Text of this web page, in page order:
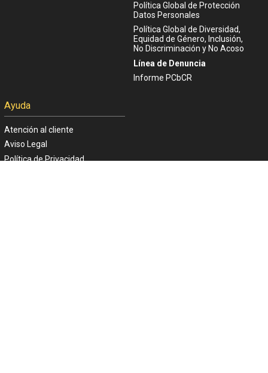
Política Global de Protección
Datos Personales
Política Global de Diversidad,
Equidad de Género, Inclusión,
No Discriminación y No Acoso
Línea de Denuncia
Informe PCbCR
Ayuda
Atención al cliente
Aviso Legal
Política de Privacidad